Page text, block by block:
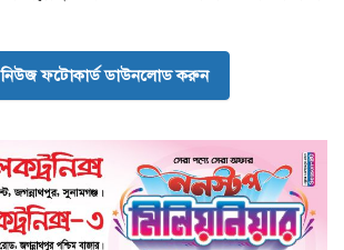
নিউজ ফটোকার্ড ডাউনলোড করুন